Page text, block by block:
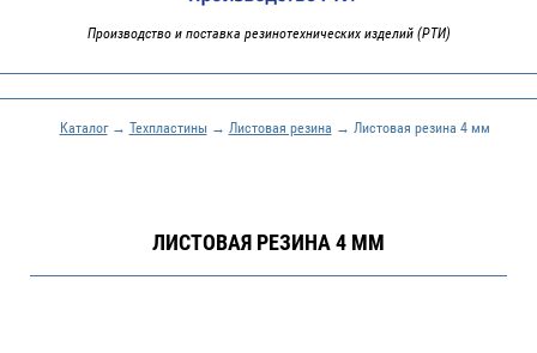
Производство и поставка резинотехнических изделий (РТИ)
Каталог→ Техпластины→ Листовая резина → Листовая резина 4 мм
ЛИСТОВАЯ РЕЗИНА 4 ММ